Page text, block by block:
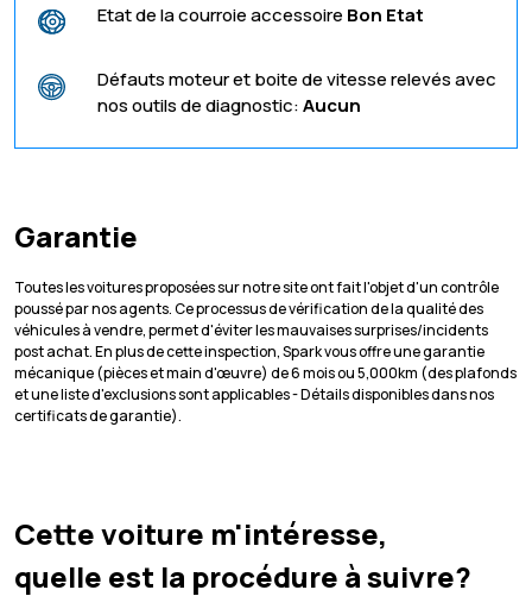
Etat de la courroie accessoire Bon Etat
Défauts moteur et boite de vitesse relevés avec
nos outils de diagnostic:Aucun
Garantie
Toutes les voitures proposées sur notre site ont fait l'objet d'un contrôle
poussé par nos agents. Ce processus de vérification de la qualité des
véhicules à vendre, permet d'éviter les mauvaises surprises/incidents
post achat. En plus de cette inspection, Spark vous offre une garantie
mécanique (pièces et main d'œuvre) de 6 mois ou 5,000km (des plafonds
et une liste d'exclusions sont applicables - Détails disponibles dans nos
certificats de garantie).
Cette voiture m'intéresse,
quelle est la procédure à suivre?